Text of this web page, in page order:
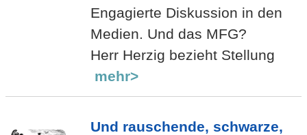
Engagierte Diskussion in den
Medien. Und das MFG?
Herr Herzig bezieht Stellung
mehr>
Und rauschende, schwarze,